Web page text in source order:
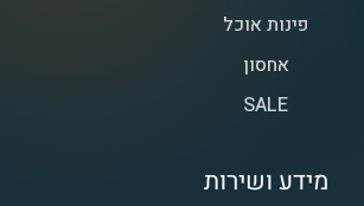
פינות אוכל
אחסון
SALE
מידע ושירות